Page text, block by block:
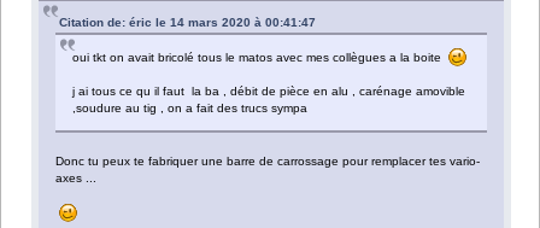
Citation de: éric le 14 mars 2020 à 00:41:47
oui tkt on avait bricolé tous le matos avec mes collègues a la boite
j ai tous ce qu il faut la ba , débit de pièce en alu , carénage amovible
,soudure au tig , on a fait des trucs sympa
Donc tu peux te fabriquer une barre de carrossage pour remplacer tes vario-
axes ...